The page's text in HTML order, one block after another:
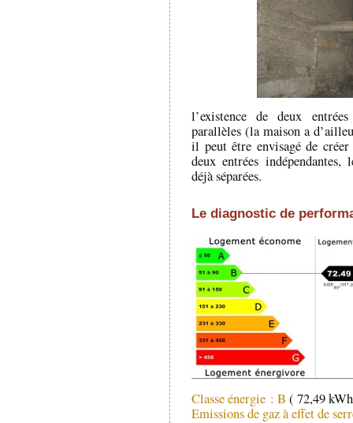
l’existence de deux
parallèles (la maison a
il peut être envisagé de créer
deux entrées indépendantes,
déjà séparées.
Le diagnostic de
Classe énergie : B ( 72,49
Emissions de gaz à effet de